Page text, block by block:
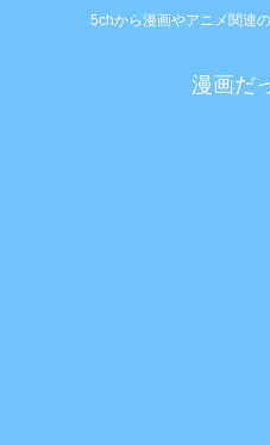
5chから漫画やアニメ関連
漫画だ